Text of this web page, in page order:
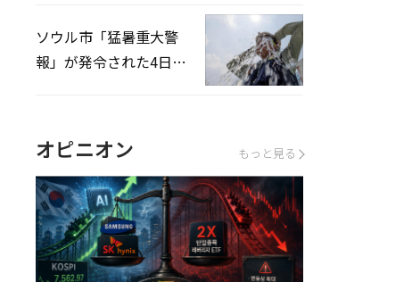
ソウル市「猛暑重大警
報」が発令された4日、
オピニオン もっと見る